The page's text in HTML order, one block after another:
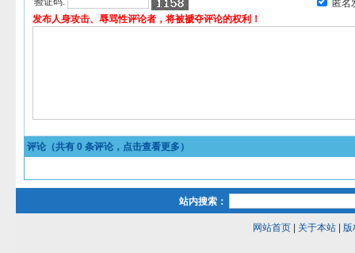
匿名
发布人身攻击、辱骂性评论者，将被褫夺评论的权利！
评论（共有 0 条评论，点击查看更多）
站内搜索：
网站首页| 关于本站| 版